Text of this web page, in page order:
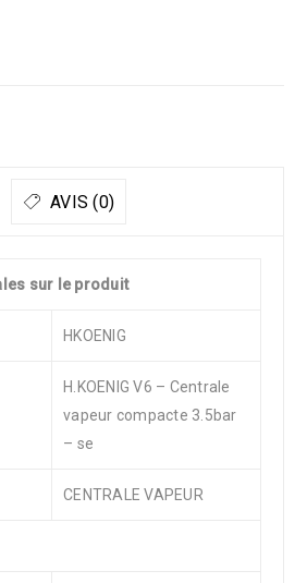
AVIS (0)
sur le produit
HKOENIG
H.KOENIG V6 – Centrale
vapeur compacte 3.5bar
– se
CENTRALE VAPEUR